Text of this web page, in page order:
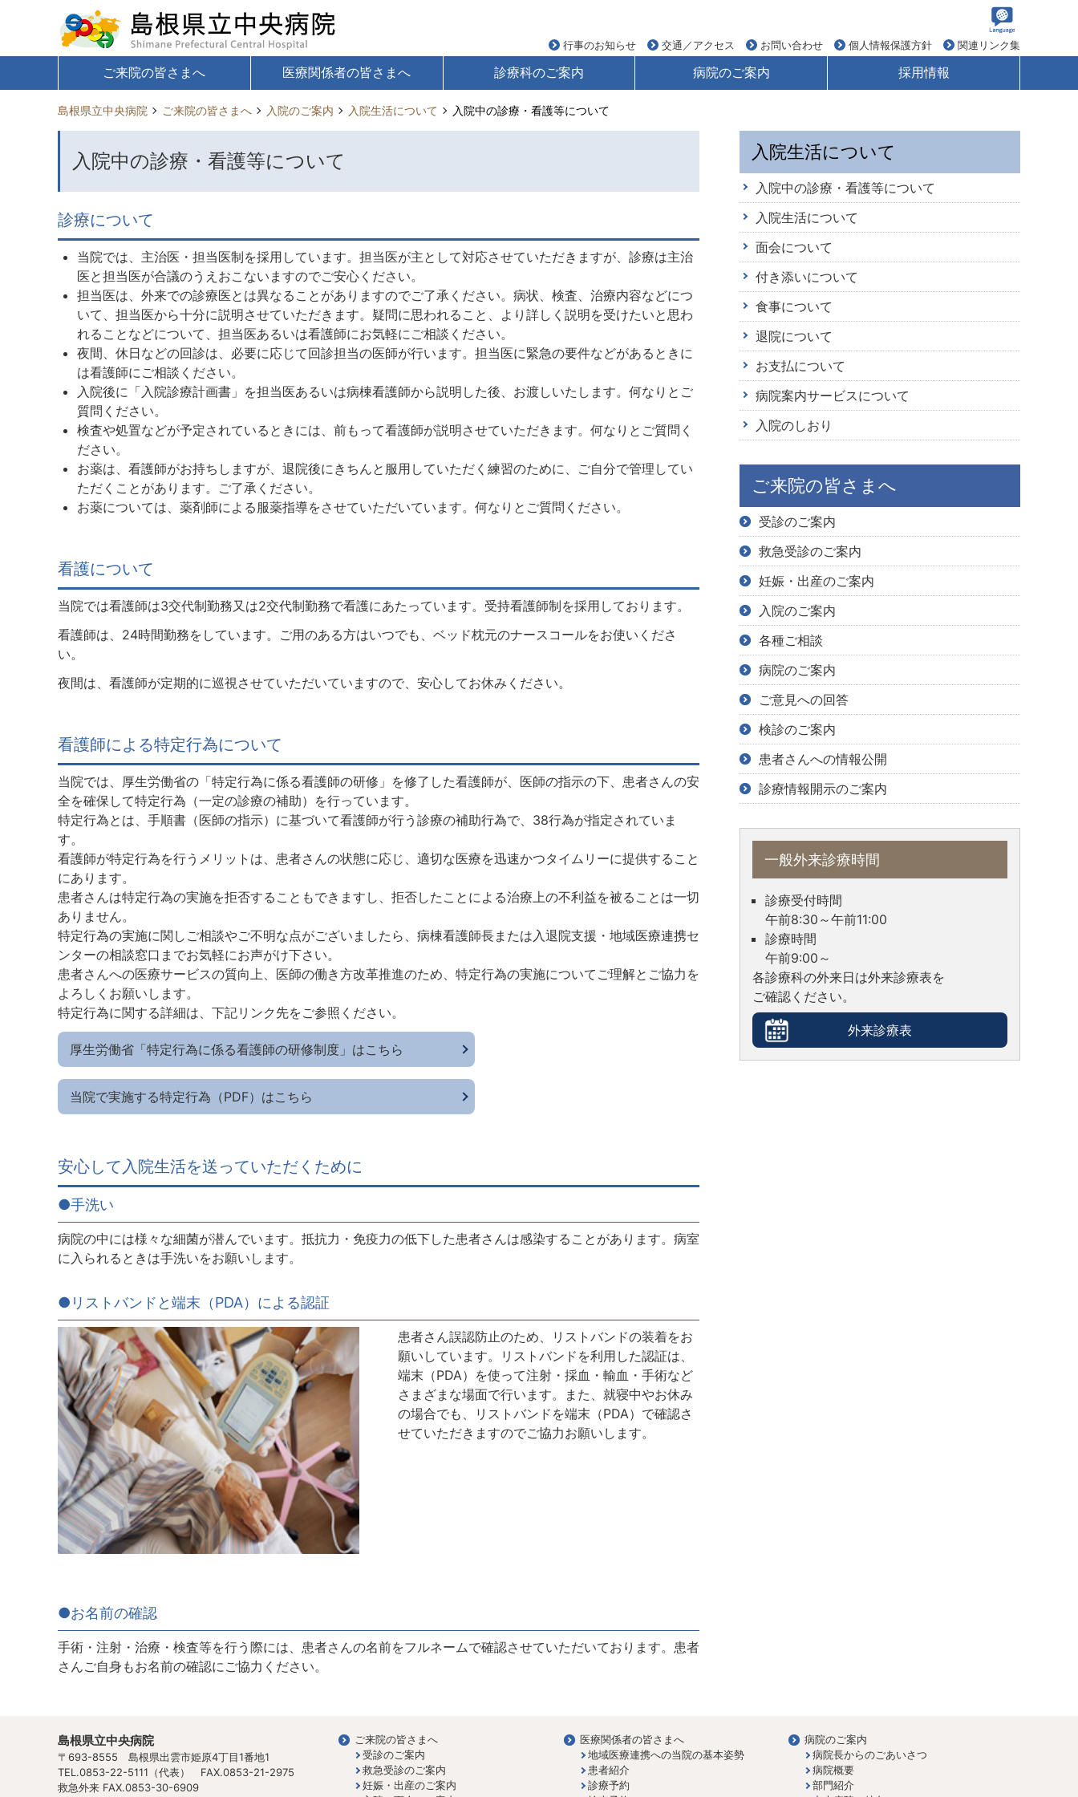
行事のお知らせ 交通／アクセス お問い合わせ 個人情報保護方針 関連リンク集
ご来院の皆さまへ 医療関係者の皆さまへ 診療科のご案内 病院のご案内 採用情報
島根県立中央病院 ご来院の皆さまへ 入院のご案内 入院生活について 入院中の診療・看護等について
入院中の診療・看護等について
診療について
当院では、主治医・担当医制を採用しています。担当医が主として対応させていただきますが、診療は主治
医と担当医が合議のうえおこないますのでご安心ください。
担当医は、外来での診療医とは異なることがありますのでご了承ください。病状、検査、治療内容などにつ
いて、担当医から十分に説明させていただきます。疑問に思われること、より詳しく説明を受けたいと思わ
れることなどについて、担当医あるいは看護師にお気軽にご相談ください。
夜間、休日などの回診は、必要に応じて回診担当の医師が行います。担当医に緊急の要件などがあるときに
は看護師にご相談ください。
入院後に「入院診療計画書」を担当医あるいは病棟看護師から説明した後、お渡しいたします。何なりとご
質問ください。
検査や処置などが予定されているときには、前もって看護師が説明させていただきます。何なりとご質問く
ださい。
お薬は、看護師がお持ちしますが、退院後にきちんと服用していただく練習のために、ご自分で管理してい
ただくことがあります。ご了承ください。
お薬については、薬剤師による服薬指導をさせていただいています。何なりとご質問ください。
看護について
当院では看護師は3交代制勤務又は2交代制勤務で看護にあたっています。受持看護師制を採用しております。
看護師は、24時間勤務をしています。ご用のある方はいつでも、ベッド枕元のナースコールをお使いくださ
い。
夜間は、看護師が定期的に巡視させていただいていますので、安心してお休みください。
看護師による特定行為について
当院では、厚生労働省の「特定行為に係る看護師の研修」を修了した看護師が、医師の指示の下、患者さんの安
全を確保して特定行為（一定の診療の補助）を行っています。
特定行為とは、手順書（医師の指示）に基づいて看護師が行う診療の補助行為で、38行為が指定されていま
す。
看護師が特定行為を行うメリットは、患者さんの状態に応じ、適切な医療を迅速かつタイムリーに提供すること
にあります。
患者さんは特定行為の実施を拒否することもできますし、拒否したことによる治療上の不利益を被ることは一切
ありません。
特定行為の実施に関しご相談やご不明な点がございましたら、病棟看護師長または入退院支援・地域医療連携セ
ンターの相談窓口までお気軽にお声がけ下さい。
患者さんへの医療サービスの質向上、医師の働き方改革推進のため、特定行為の実施についてご理解とご協力を
よろしくお願いします。
特定行為に関する詳細は、下記リンク先をご参照ください。
厚生労働省「特定行為に係る看護師の研修制度」はこちら
当院で実施する特定行為（PDF）はこちら
安心して入院生活を送っていただくために
●手洗い
病院の中には様々な細菌が潜んでいます。抵抗力・免疫力の低下した患者さんは感染することがあります。病室
に入られるときは手洗いをお願いします。
●リストバンドと端末（PDA）による認証
患者さん誤認防止のため、リストバンドの装着をお
願いしています。リストバンドを利用した認証は、
端末（PDA）を使って注射・採血・輸血・手術など
さまざまな場面で行います。また、就寝中やお休み
の場合でも、リストバンドを端末（PDA）で確認さ
せていただきますのでご協力お願いします。
●お名前の確認
手術・注射・治療・検査等を行う際には、患者さんの名前をフルネームで確認させていただいております。患者
さんご自身もお名前の確認にご協力ください。
入院生活について
入院中の診療・看護等について
入院生活について
面会について
付き添いについて
食事について
退院について
お支払について
病院案内サービスについて
入院のしおり
ご来院の皆さまへ
受診のご案内
救急受診のご案内
妊娠・出産のご案内
入院のご案内
各種ご相談
病院のご案内
ご意見への回答
検診のご案内
患者さんへの情報公開
診療情報開示のご案内
一般外来診療時間
診療受付時間
午前8:30～午前11:00
診療時間
午前9:00～
各診療科の外来日は外来診療表を
ご確認ください。
外来診療表
島根県立中央病院
〒693-8555 島根県出雲市姫原4丁目1番地1
TEL.0853-22-5111（代表） FAX.0853-21-2975
救急外来 FAX.0853-30-6909
ご来院の皆さまへ
受診のご案内
救急受診のご案内
妊娠・出産のご案内
医療関係者の皆さまへ
地域医療連携への当院の基本姿勢
患者紹介
診療予約
病院のご案内
病院長からのごあいさつ
病院概要
部門紹介